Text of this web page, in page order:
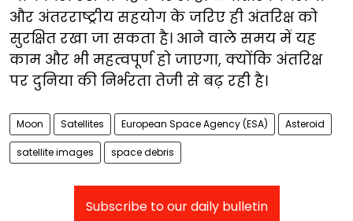
और अंतरराष्ट्रीय सहयोग के जरिए ही अंतरिक्ष को
सुरक्षित रखा जा सकता है। आने वाले समय में यह
काम और भी महत्वपूर्ण हो जाएगा, क्योंकि अंतरिक्ष
पर दुनिया की निर्भरता तेजी से बढ़ रही है।
Moon Satellites European Space Agency (ESA) Asteroid
satellite images space debris
Subscribe to our daily bulletin